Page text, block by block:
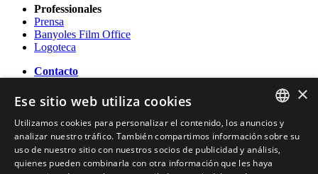
Professionales
Prensa
Banyoles Film Office
Logoteca
Contacto
OFICINA DE TURISMO DE BANYOLES
Passeig Darder - Pesquera núm. 10
17820 Banyoles (Girona)
Tel. (0034) 972 583 470
turisme@ajbanyoles.org
whatsapp 690 853 395
CATALAN
ENGLISH
×
Ese sitio web utiliza cookies
Utilizamos cookies para personalizar el contenido, los anuncios y
analizar nuestro tráfico. También compartimos información sobre su
uso de nuestro sitio con nuestros socios de publicidad y análisis,
quienes pueden combinarla con otra información que les haya